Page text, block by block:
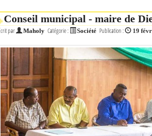
Conseil municipal - maire de
par Maholy Catégorie : Société Publication : 19